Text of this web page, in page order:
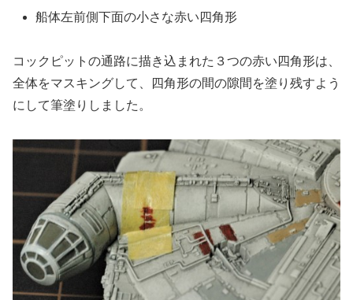
船体左前側下面の小さな赤い四角形
コックピットの通路に描き込まれた３つの赤い四角形は、
全体をマスキングして、四角形の間の隙間を塗り残すよう
にして筆塗りしました。